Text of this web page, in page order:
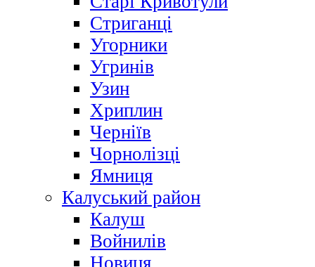
Стриганці
Угорники
Угринів
Узин
Хриплин
Черніїв
Чорнолізці
Ямниця
Калуський район
Калуш
Войнилів